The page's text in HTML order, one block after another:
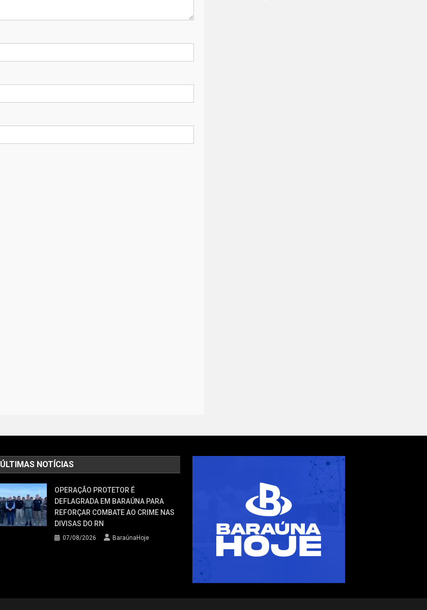
ÚLTIMAS NOTÍCIAS
OPERAÇÃO PROTETOR É
DEFLAGRADA EM BARAÚNA PARA
REFORÇAR COMBATE AO CRIME NAS
DIVISAS DO RN
07/08/2026 BaraúnaHoje